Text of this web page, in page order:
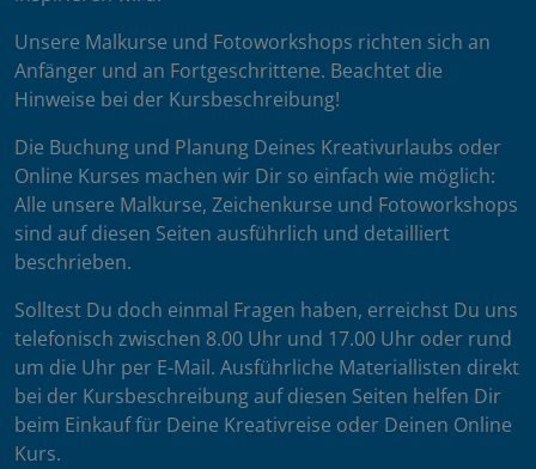
Unsere Malkurse und Fotoworkshops richten sich an
Anfänger und an Fortgeschrittene. Beachtet die
Hinweise bei der Kursbeschreibung!
Die Buchung und Planung Deines Kreativurlaubs oder
Online Kurses machen wir Dir so einfach wie möglich:
Alle unsere Malkurse, Zeichenkurse und Fotoworkshops
sind auf diesen Seiten ausführlich und detailliert
beschrieben.
Solltest Du doch einmal Fragen haben, erreichst Du uns
telefonisch zwischen 8.00 Uhr und 17.00 Uhr oder rund
um die Uhr per E-Mail. Ausführliche Materiallisten direkt
bei der Kursbeschreibung auf diesen Seiten helfen Dir
beim Einkauf für Deine Kreativreise oder Deinen Online
Kurs.